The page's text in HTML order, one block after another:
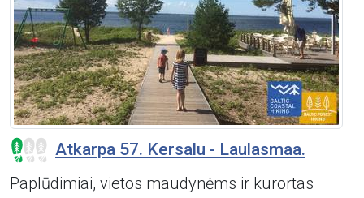
Atkarpa 57. Kersalu - Laulasmaa.
Paplūdimiai, vietos maudynėms ir kurortas